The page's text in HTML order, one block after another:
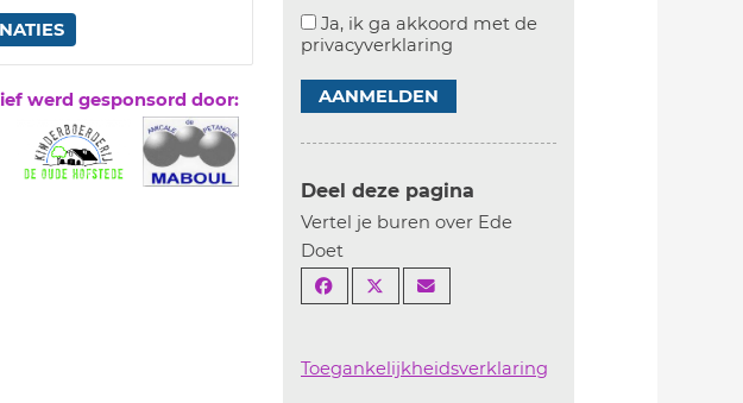
werd gesponsord door:
Ja, ik ga akkoord met de
privacyverklaring
AANMELDEN
Deel deze pagina
Vertel je buren over Ede
Doet
Toegankelijkheidsverklaring